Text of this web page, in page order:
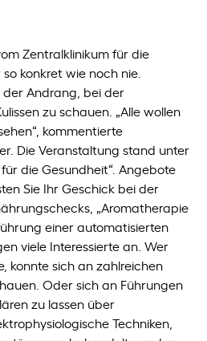
Zentralklinikum für die
konkret wie noch nie.
Andrang, bei der
zu schauen. „Alle wollen
kommentierte
Die Veranstaltung stand unter
die Gesundheit“. Angebote
Sie Ihr Geschick bei der
„Aromatherapie
einer automatisierten
viele Interessierte an. Wer
konnte sich an zahlreichen
Oder sich an Führungen
zu lassen über
Techniken,